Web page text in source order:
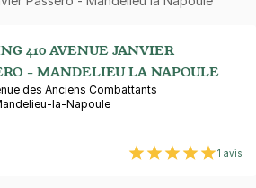
410 AVENUE JANVIER
- MANDELIEU LA NAPOULE
des Anciens Combattants
la-Napoule
1 avis